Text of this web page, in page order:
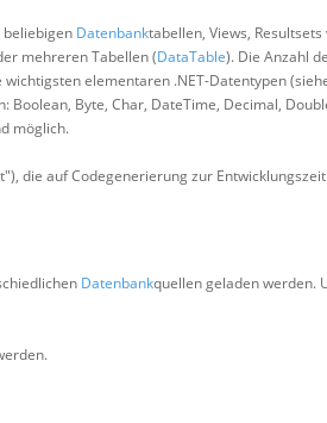
Datenbanktabellen, Views,
mehreren Tabellen (DataTable). Die Anzahl
elementaren .NET-Datentypen
Boolean, Byte, Char, DateTime, Decimal,
möglich.
die auf Codegenerierung zur
Datenbankquellen geladen werden.